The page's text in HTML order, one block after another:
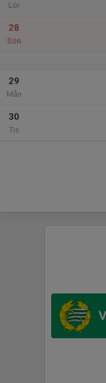
Lör
28
Sön
29
Mån
30
Tis